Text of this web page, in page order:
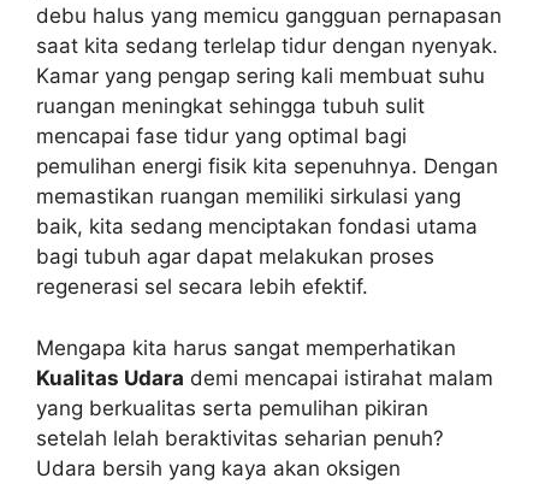
debu halus yang memicu gangguan pernapasan
saat kita sedang terlelap tidur dengan nyenyak.
Kamar yang pengap sering kali membuat suhu
ruangan meningkat sehingga tubuh sulit
mencapai fase tidur yang optimal bagi
pemulihan energi fisik kita sepenuhnya. Dengan
memastikan ruangan memiliki sirkulasi yang
baik, kita sedang menciptakan fondasi utama
bagi tubuh agar dapat melakukan proses
regenerasi sel secara lebih efektif.
Mengapa kita harus sangat memperhatikan
Kualitas Udara demi mencapai istirahat malam
yang berkualitas serta pemulihan pikiran
setelah lelah beraktivitas seharian penuh?
Udara bersih yang kaya akan oksigen